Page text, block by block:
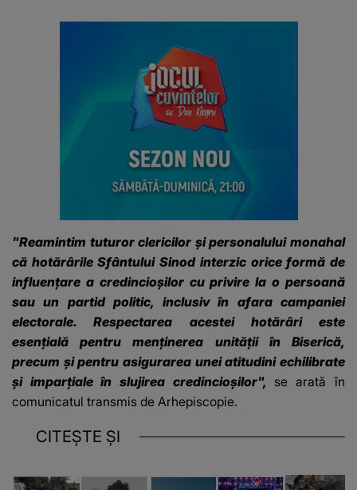
"Reamintim tuturor clericilor și personalului monahal
că hotărârile Sfântului Sinod interzic orice formă de
influențare a credincioșilor cu privire la o persoană
sau un partid politic, inclusiv în afara campaniei
electorale. Respectarea acestei hotărâri este
esențială pentru menținerea unității în Biserică,
precum și pentru asigurarea unei atitudini echilibrate
și imparțiale în slujirea credincioșilor", se arată în
comunicatul transmis de Arhepiscopie.
CITEȘTE ȘI